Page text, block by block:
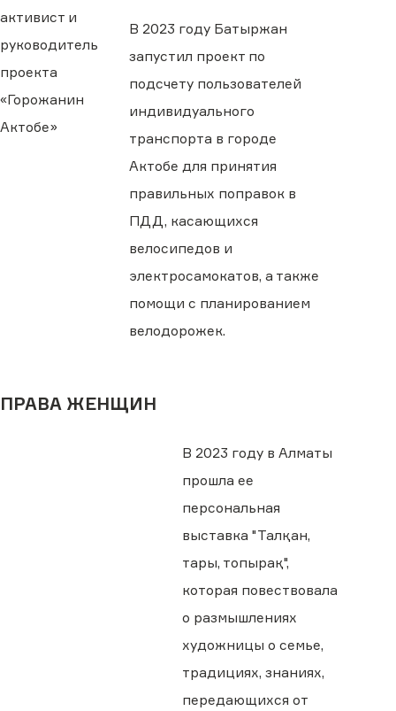
активист и
руководитель
проекта
«Горожанин
Актобе»
В 2023 году Батыржан
запустил проект по
подсчету пользователей
индивидуального
транспорта в городе
Актобе для принятия
правильных поправок в
ПДД, касающихся
велосипедов и
электросамокатов, а также
помощи с планированием
велодорожек.
ПРАВА ЖЕНЩИН
В 2023 году в Алматы
прошла ее
персональная
выставка "Талқан,
тары, топырақ",
которая повествовала
о размышлениях
художницы о семье,
традициях, знаниях,
передающихся от